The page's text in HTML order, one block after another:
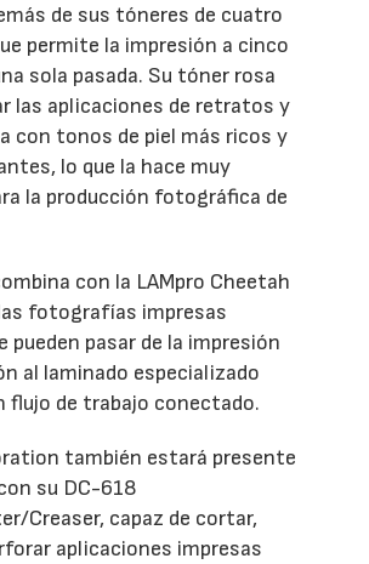
de sus tóneres de cuatro
permite la impresión a cinco
sola pasada. Su tóner rosa
las aplicaciones de retratos y
con tonos de piel más ricos y
lo que la hace muy
la producción fotográfica de
con la LAMpro Cheetah
fotografías impresas
pasar de la impresión
al laminado especializado
flujo de trabajo conectado.
también estará presente
su DC-618
Creaser, capaz de cortar,
aplicaciones impresas